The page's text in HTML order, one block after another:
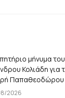
μήνυμα
Κολιάδη για
Παπαθεοδώρου
2026